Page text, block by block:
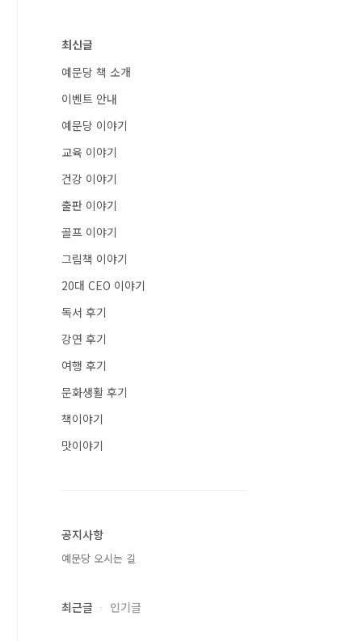
최신글
예문당 책 소개
이벤트 안내
예문당 이야기
교육 이야기
건강 이야기
출판 이야기
골프 이야기
그림책 이야기
20대 CEO 이야기
독서 후기
강연 후기
여행 후기
문화생활 후기
책이야기
맛이야기
공지사항
예문당 오시는 길
최근글 인기글